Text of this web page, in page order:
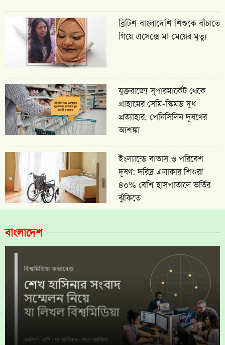
ব্রিটিশ-বাংলাদেশি শিশুকে বাঁচাতে
গিয়ে এসেক্সে মা-মেয়ের মৃত্যু
যুক্তরাজ্যে সুপারমার্কেট থেকে
গ্রাহামের সেমি-স্কিমড দুধ
প্রত্যাহার, পেনিসিলিন দূষণের
আশঙ্কা
ইংল্যান্ডে বাতাস ও পরিবেশ
দূষণ: দরিদ্র এলাকার শিশুরা
৪০% বেশি হাসপাতালে ভর্তির
ঝুঁকিতে
বাংলাদেশ